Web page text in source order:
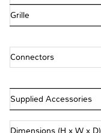
Grille
Connectors
Supplied Accessories